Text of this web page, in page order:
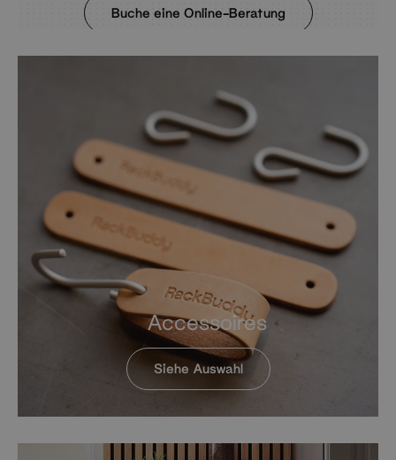
Buche eine Online-Beratung
Accessoires
Siehe Auswahl